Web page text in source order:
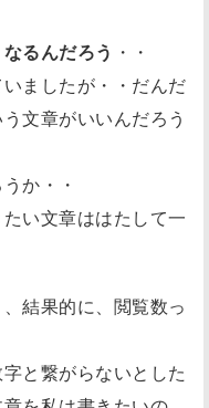
るんだろう ・・
ましたが・・だんだ
文章がいいんだろう
か・・
い文章ははたして一
結果的に、閲覧数っ
と繋がらないとした